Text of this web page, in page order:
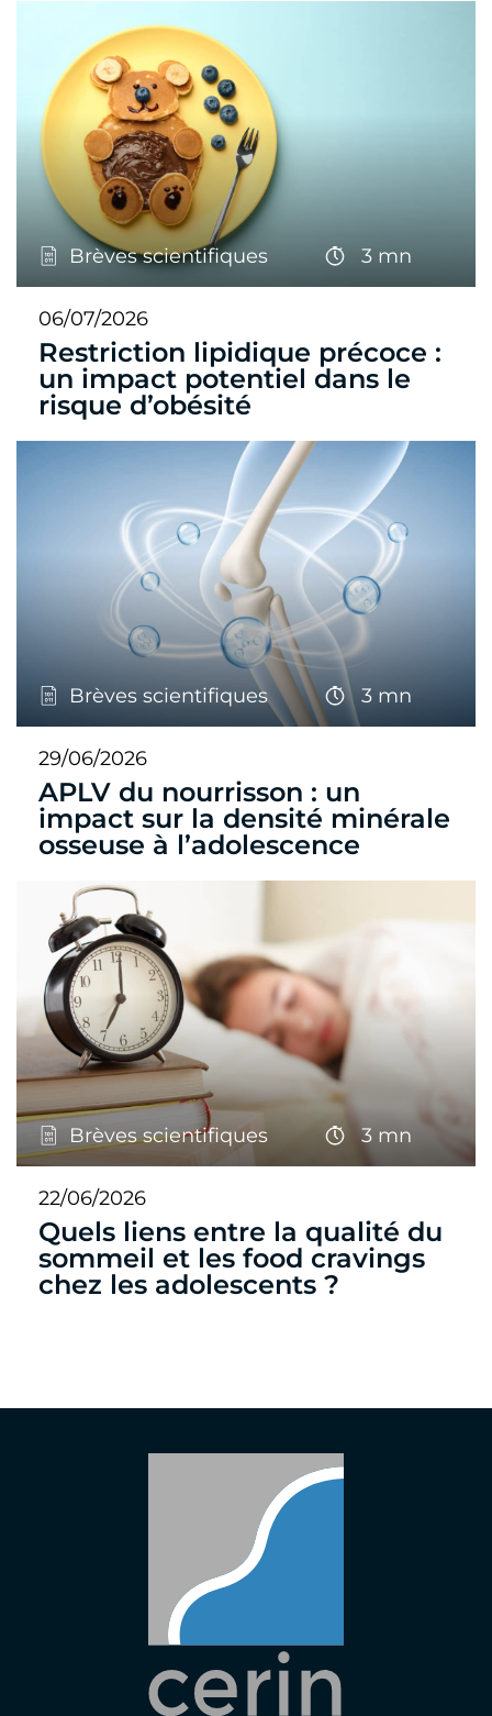
Brèves scientifiques 3 mn
06/07/2026
Restriction lipidique précoce :
un impact potentiel dans le
risque d’obésité
Brèves scientifiques 3 mn
29/06/2026
APLV du nourrisson : un
impact sur la densité minérale
osseuse à l’adolescence
Brèves scientifiques 3 mn
22/06/2026
Quels liens entre la qualité du
sommeil et les food cravings
chez les adolescents ?